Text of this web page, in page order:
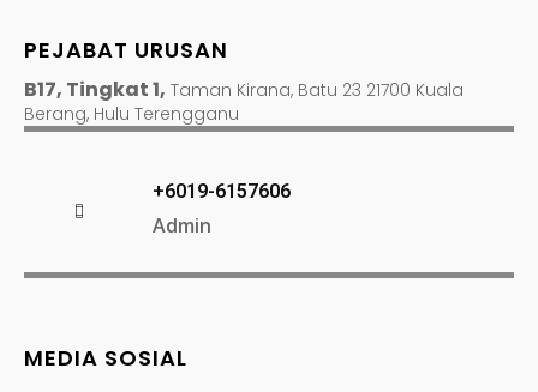
PEJABAT URUSAN
B17, Tingkat 1, Taman Kirana, Batu 23 21700 Kuala
Berang, Hulu Terengganu
+6019-6157606
Admin
MEDIA SOSIAL